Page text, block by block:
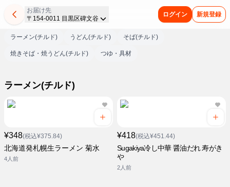
お届け先
〒154-0011 目黒区碑文谷
ログイン 新規登録
ラーメン(チルド) うどん(チルド) そば(チルド)
焼きそば・焼うどん(チルド) つゆ・具材
ラーメン(チルド)
¥348(税込¥375.84)
北海道発札幌生ラーメン 菊水
4人前
¥418(税込¥451.44)
Sugakiya冷し中華 醤油だれ 寿がき
や
2人前